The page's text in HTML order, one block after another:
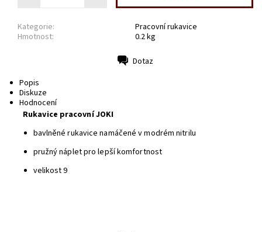
Kategorie:
Pracovní rukavice
Hmotnost:
0.2 kg
Dotaz
Popis
Diskuze
Hodnocení
Rukavice pracovní JOKI
bavlněné rukavice namáčené v modrém nitrilu
pružný náplet pro lepší komfortnost
velikost 9